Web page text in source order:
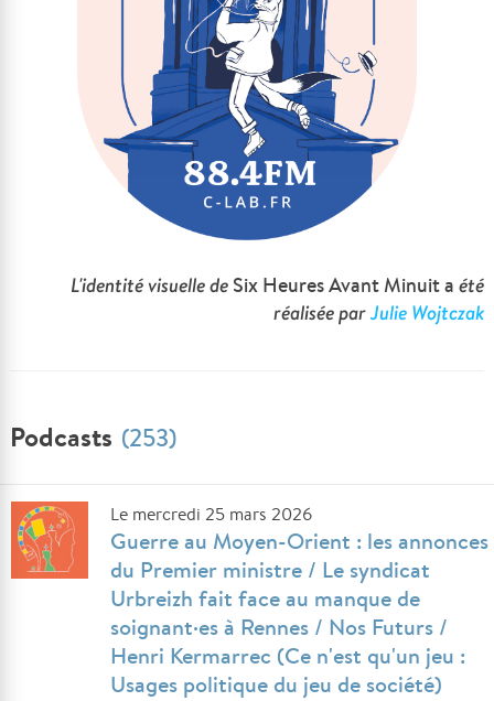
L'identité visuelle de Six Heures Avant Minuit a été
réalisée parJulie Wojtczak
Podcasts (253)
Le mercredi 25 mars 2026
Guerre au Moyen-Orient : les annonces
du Premier ministre / Le syndicat
Urbreizh fait face au manque de
soignant·es à Rennes / Nos Futurs /
Henri Kermarrec (Ce n'est qu'un jeu :
Usages politique du jeu de société)